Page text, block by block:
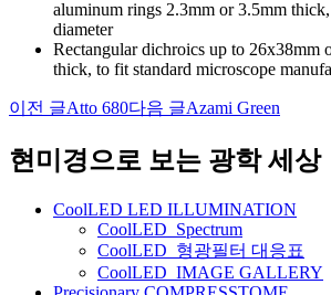
aluminum rings 2.3mm or 3.5mm
diameter
Rectangular dichroics up to 26x38mm
thick, to fit standard microscope
글
네
이전 글Atto 680다음 글Azami Green
현미경으로 보는 광학 세상
CoolLED LED ILLUMINATION
CoolLED_Spectrum
CoolLED_형광필터 대응표
CoolLED_IMAGE GALLERY